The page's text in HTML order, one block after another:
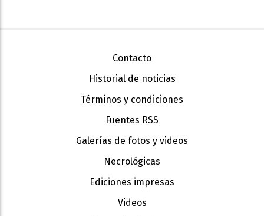
Contacto
Historial de noticias
Términos y condiciones
Fuentes RSS
Galerías de fotos y videos
Necrológicas
Ediciones impresas
Videos